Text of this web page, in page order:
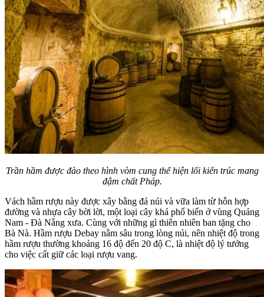
Trần hầm được đào theo hình vòm cung thể hiện lối kiến trúc mang
đậm chất Pháp.
Vách hầm rượu này được xây bằng đá núi và vữa làm từ hỗn hợp
đường và nhựa cây bời lời, một loại cây khá phổ biến ở vùng Quảng
Nam - Đà Nẵng xưa. Cùng với những gì thiên nhiên ban tặng cho
Bà Nà. Hầm rượu Debay nằm sâu trong lòng núi, nên nhiệt độ trong
hầm rượu thường khoảng 16 độ đến 20 độ C, là nhiệt độ lý tưởng
cho việc cất giữ các loại rượu vang.